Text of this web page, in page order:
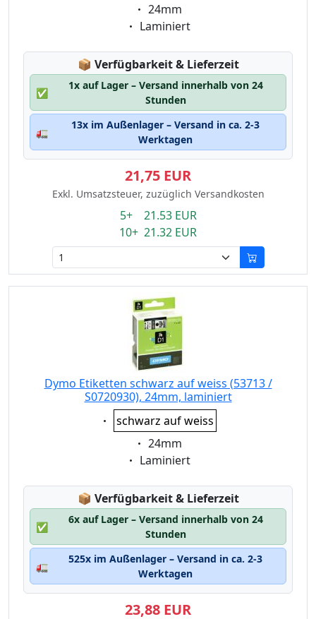
Eigenschaft:
24mm
Eigenschaft:
Laminiert
📦 Lagerstatus:
Verfügbarkeit & Lieferzeit
✅
1x auf Lager – Versand innerhalb von 24
Stunden
🚛
13x im Außenlager – Versand in ca. 2-3
Werktagen
21,75 EUR
Exkl. Umsatzsteuer, zuzüglich Versandkosten
5+ 21.53 EUR
10+ 21.32 EUR
Dymo Etiketten schwarz auf weiss (53713 /
S0720930), 24mm, laminiert
Eigenschaft:
schwarz auf weiss
Eigenschaft:
24mm
Eigenschaft:
Laminiert
📦 Lagerstatus:
Verfügbarkeit & Lieferzeit
✅
6x auf Lager – Versand innerhalb von 24
Stunden
🚛
525x im Außenlager – Versand in ca. 2-3
Werktagen
23,88 EUR